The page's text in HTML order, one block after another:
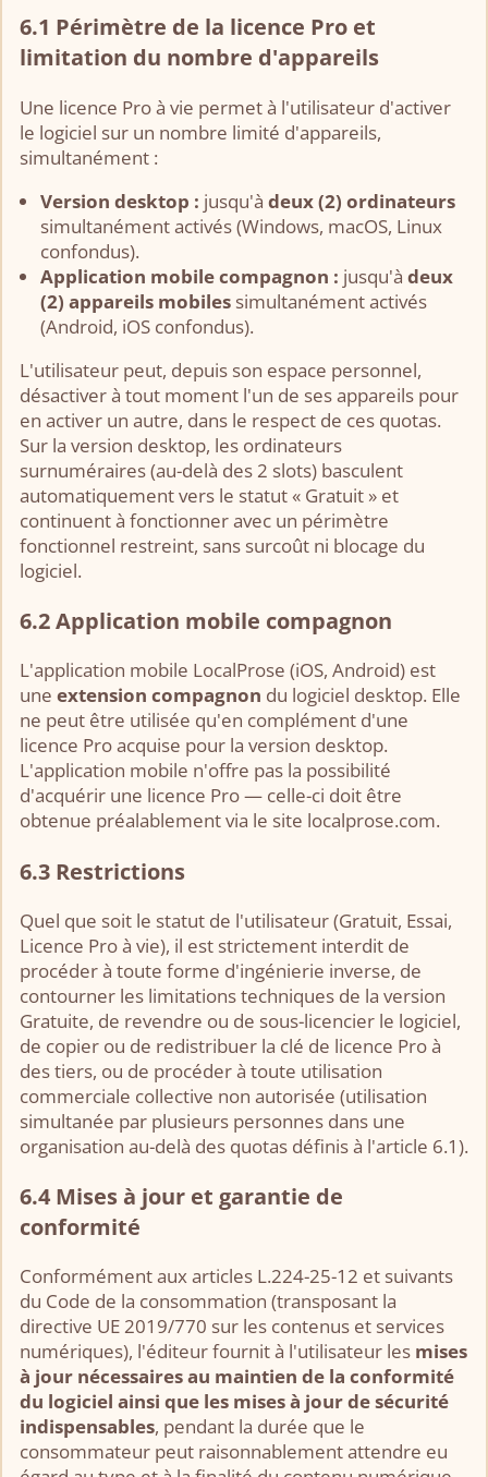
6.1 Périmètre de la licence Pro et
limitation du nombre d'appareils
Une licence Pro à vie permet à l'utilisateur d'activer
le logiciel sur un nombre limité d'appareils,
simultanément :
Version desktop : jusqu'à deux (2) ordinateurs
simultanément activés (Windows, macOS, Linux
confondus).
Application mobile compagnon : jusqu'à deux
(2) appareils mobiles simultanément activés
(Android, iOS confondus).
L'utilisateur peut, depuis son espace personnel,
désactiver à tout moment l'un de ses appareils pour
en activer un autre, dans le respect de ces quotas.
Sur la version desktop, les ordinateurs
surnuméraires (au-delà des 2 slots) basculent
automatiquement vers le statut « Gratuit » et
continuent à fonctionner avec un périmètre
fonctionnel restreint, sans surcoût ni blocage du
logiciel.
6.2 Application mobile compagnon
L'application mobile LocalProse (iOS, Android) est
une extension compagnon du logiciel desktop. Elle
ne peut être utilisée qu'en complément d'une
licence Pro acquise pour la version desktop.
L'application mobile n'offre pas la possibilité
d'acquérir une licence Pro — celle-ci doit être
obtenue préalablement via le site localprose.com.
6.3 Restrictions
Quel que soit le statut de l'utilisateur (Gratuit, Essai,
Licence Pro à vie), il est strictement interdit de
procéder à toute forme d'ingénierie inverse, de
contourner les limitations techniques de la version
Gratuite, de revendre ou de sous-licencier le logiciel,
de copier ou de redistribuer la clé de licence Pro à
des tiers, ou de procéder à toute utilisation
commerciale collective non autorisée (utilisation
simultanée par plusieurs personnes dans une
organisation au-delà des quotas définis à l'article 6.1).
6.4 Mises à jour et garantie de
conformité
Conformément aux articles L.224-25-12 et suivants
du Code de la consommation (transposant la
directive UE 2019/770 sur les contenus et services
numériques), l'éditeur fournit à l'utilisateur les mises
à jour nécessaires au maintien de la conformité
du logiciel ainsi que les mises à jour de sécurité
indispensables, pendant la durée que le
consommateur peut raisonnablement attendre eu